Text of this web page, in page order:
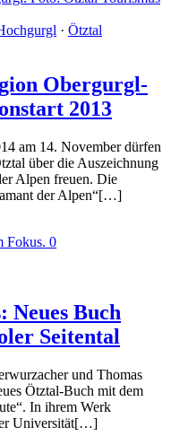
· Ötztal
Obergurgl-
2013
am 14. November dürfen
über die Auszeichnung
Alpen freuen. Die
der Alpen“[…]
0
Neues Buch
Seitental
und Thomas
Ötztal-Buch mit dem
In ihrem Werk
Universität[…]